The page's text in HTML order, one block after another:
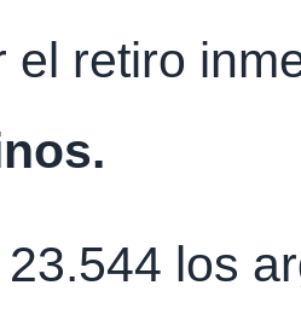
el retiro
los